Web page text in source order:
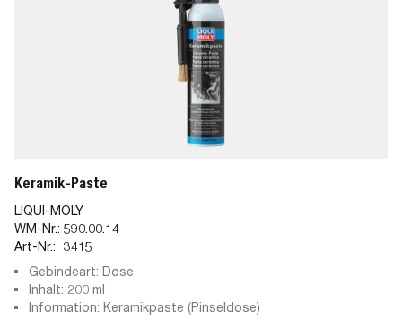
Keramik-Paste
LIQUI-MOLY
WM-Nr.: 590.00.14
Art-Nr.: 3415
Gebindeart: Dose
Inhalt: 200 ml
Information: Keramikpaste (Pinseldose)